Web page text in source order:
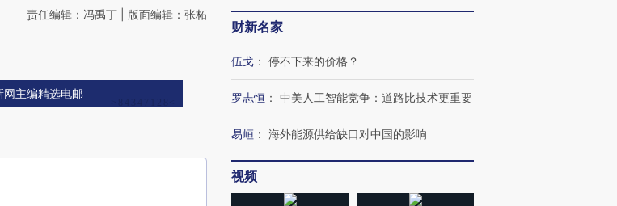
责任编辑：冯禹丁 | 版面编辑：张柘
网主编精选电邮
财新名家
伍戈 ： 停不下来的价格？
罗志恒 ： 中美人工智能竞争：道路比技术更重要
易峘 ： 海外能源供给缺口对中国的影响
视频